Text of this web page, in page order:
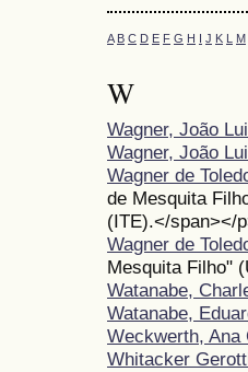
A B C D E F G H I J K L M
W
Wagner, João
Wagner, João
Wagner de
de Mesquita
(ITE).</span></
Wagner de
Mesquita Filho"
Watanabe,
Watanabe,
Weckwerth, Ana
Whitacker